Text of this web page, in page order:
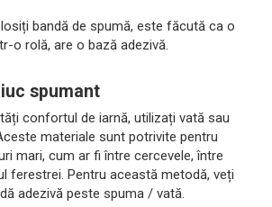
bandă de spumă, este făcută ca o
o rolă, are o bază adezivă.
spumant
confortul de iarnă, utilizați vată sau
materiale sunt potrivite pentru
mari, cum ar fi între cercevele, între
ferestrei. Pentru această metodă, veți
adezivă peste spuma / vată.